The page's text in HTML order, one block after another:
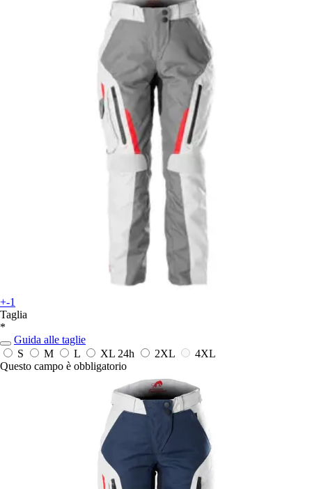
+-1
Taglia
*
Guida alle taglie
S
M L XL 24h 2XL
4XL
Questo campo è obbligatorio